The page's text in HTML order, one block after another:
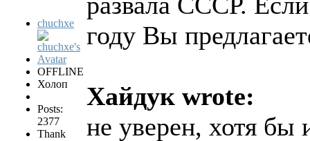
chuchxe
OFFLINE
Холоп
Posts:
2377
Thank
году Вы
Хайдук wrote:
не уверен, хотя бы